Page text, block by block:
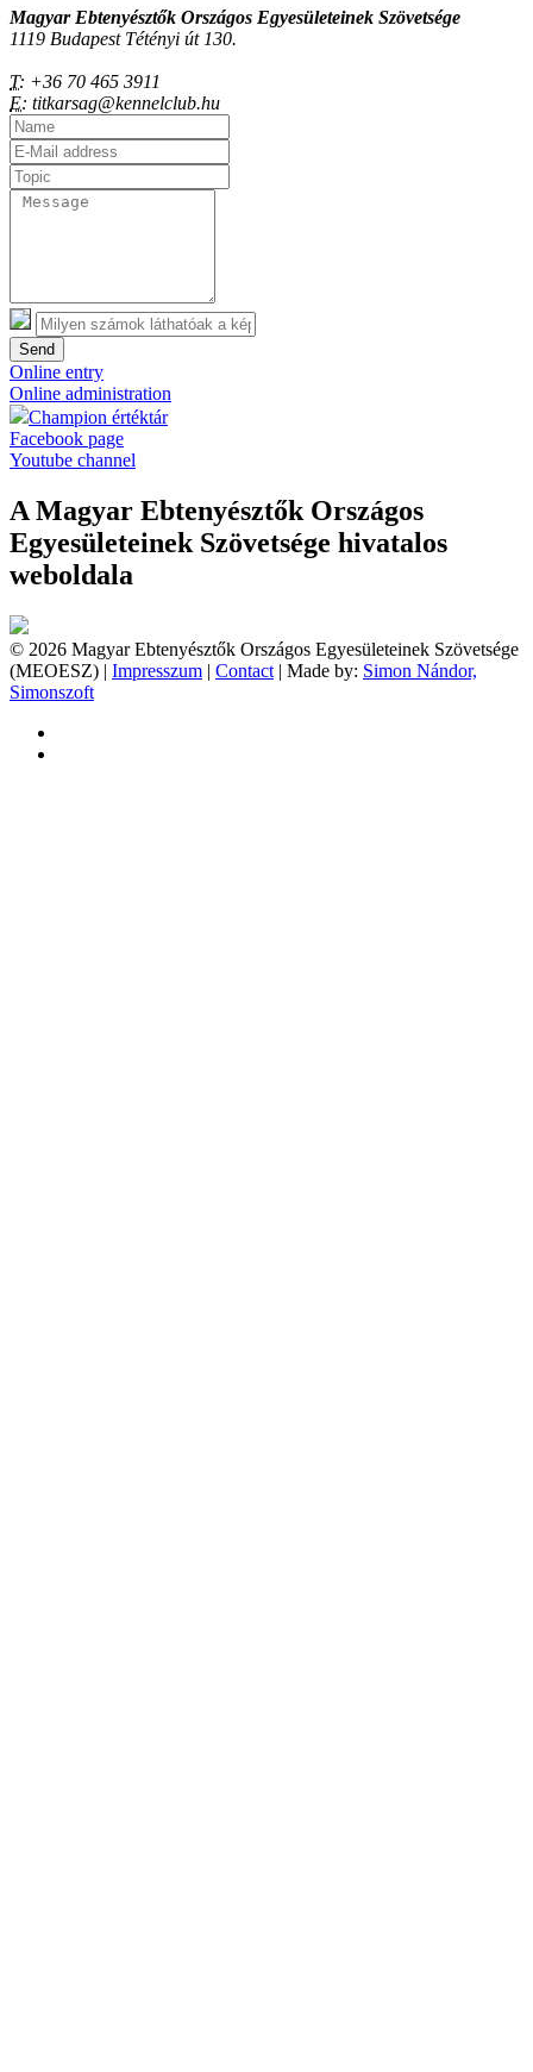
Magyar Ebtenyésztők Országos Egyesületeinek Szövetsége
1119 Budapest Tétényi út 130.
T: +36 70 465 3911
E: titkarsag@kennelclub.hu
Send
Online entry
Online administration
Champion értéktár
Facebook page
Youtube channel
A Magyar Ebtenyésztők Országos
Egyesületeinek Szövetsége hivatalos
weboldala
© 2026 Magyar Ebtenyésztők Országos Egyesületeinek Szövetsége
(MEOESZ) | Impresszum | Contact | Made by: Simon Nándor,
Simonszoft